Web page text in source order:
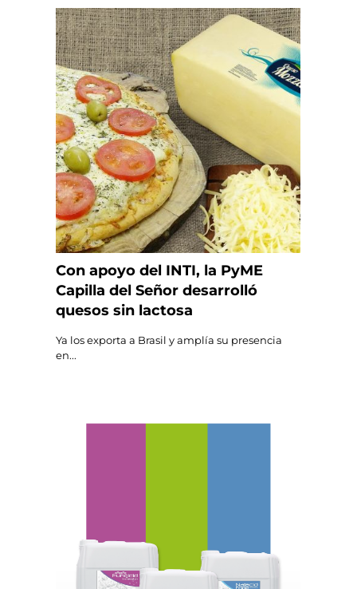
Con apoyo del INTI, la PyME
Capilla del Señor desarrolló
quesos sin lactosa
Ya los exporta a Brasil y amplía su presencia
en...